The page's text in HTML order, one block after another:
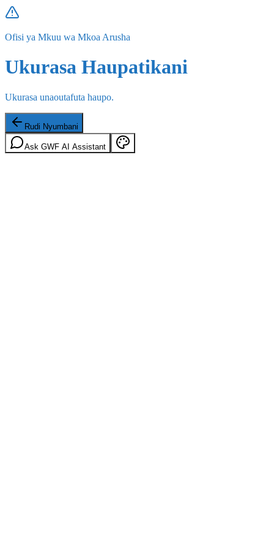
Ofisi ya Mkuu wa Mkoa Arusha
Ukurasa Haupatikani
Ukurasa unaoutafuta haupo.
Rudi Nyumbani
Ask GWF AI Assistant